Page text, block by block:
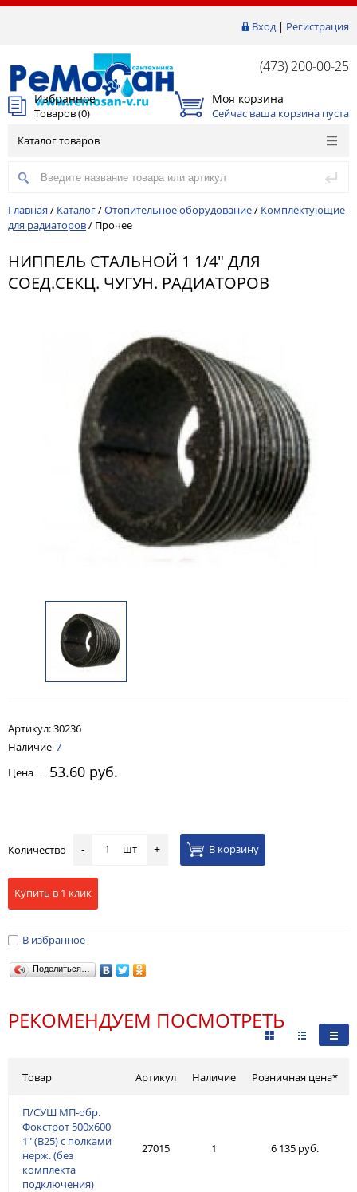
Вход| Регистрация
(473) 200-00-25
Избранное
Товаров (0)
Моя корзина
Сейчас ваша корзина пуста
Каталог товаров
Главная / Каталог/Отопительное оборудование/ Комплектующие
для радиаторов/ Прочее
НИППЕЛЬ СТАЛЬНОЙ 1 1/4" ДЛЯ
СОЕД.СЕКЦ. ЧУГУН. РАДИАТОРОВ
Артикул:30236
Наличие 7
Цена
53.60 руб.
Количество - шт + В корзину
Купить в 1 клик
В избранное
Поделиться…
РЕКОМЕНДУЕМ ПОСМОТРЕТЬ
Товар
П/СУШ МП-обр.
Фокстрот 500х600
1" (В25) с полками
нерж. (без
комплекта
подключения)
Артикул Наличие Розничная цена*
27015 1 6 135 руб.